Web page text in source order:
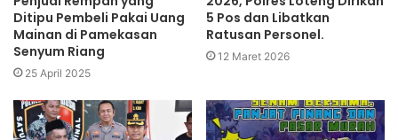
Ditipu Pembeli Pakai Uang
Mainan di Pamekasan
Senyum Riang
25 April 2025
5 Pos dan Libatkan
Ratusan Personel.‎
12 Maret 2026